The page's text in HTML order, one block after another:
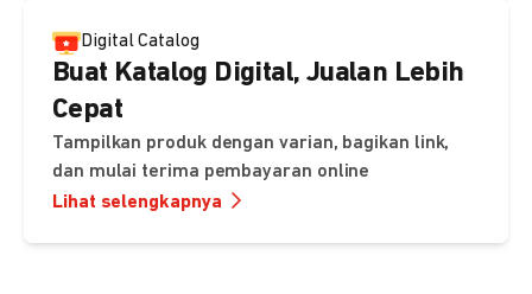
Digital Catalog
Buat Katalog Digital, Jualan Lebih
Cepat
Tampilkan produk dengan varian, bagikan link,
dan mulai terima pembayaran online
Lihat selengkapnya